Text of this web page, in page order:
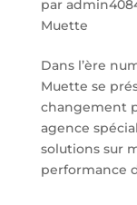
par
Muette
Dans l’ère
Muette se
changement
agence
solutions sur
performance